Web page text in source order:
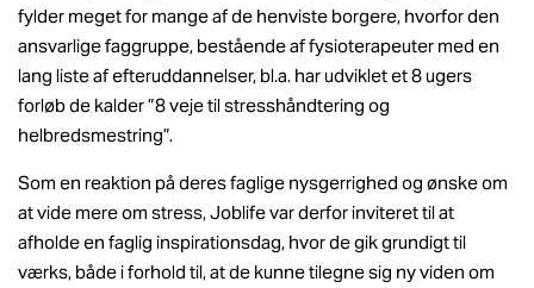
fylder meget for mange af de henviste borgere, hvorfor den
ansvarlige faggruppe, bestående af fysioterapeuter med en
lang liste af efteruddannelser, bl.a. har udviklet et 8 ugers
forløb de kalder ”8 veje til stresshåndtering og
helbredsmestring”.
Som en reaktion på deres faglige nysgerrighed og ønske om
at vide mere om stress, Joblife var derfor inviteret til at
afholde en faglig inspirationsdag, hvor de gik grundigt til
værks, både i forhold til, at de kunne tilegne sig ny viden om